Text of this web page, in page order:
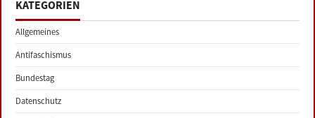
KATEGORIEN
Allgemeines
Antifaschismus
Bundestag
Datenschutz